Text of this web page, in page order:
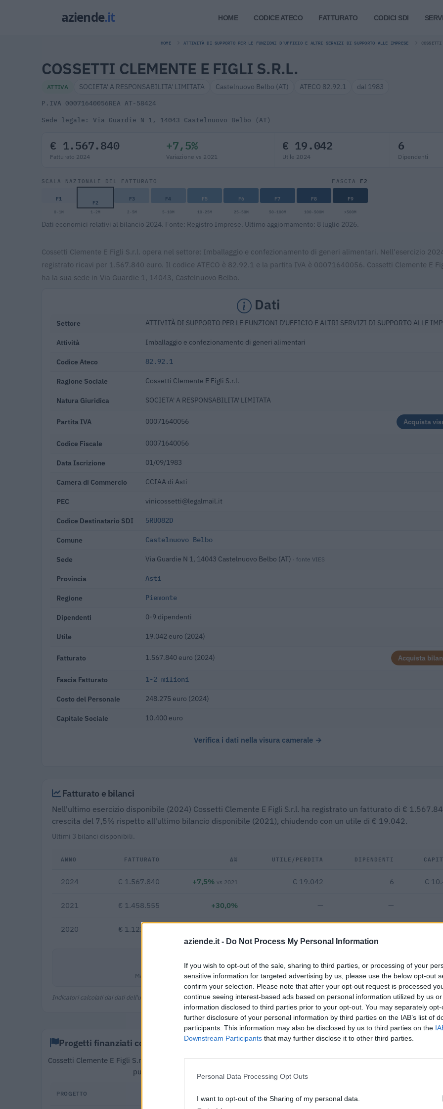
aziende.it - Do Not Process My Personal Information
If you wish to opt-out of the sale, sharing to third parties, or processing of your
sensitive information for targeted advertising by us, please use the below opt-out
confirm your selection. Please note that after your opt-out request is processed
continue seeing interest-based ads based on personal information utilized by us
information disclosed to third parties prior to your opt-out. You may separately
further disclosure of your personal information by third parties on the IAB’s list of
participants. This information may also be disclosed by us to third parties on the
Downstream Participants that may further disclose it to other third parties.
Personal Data Processing Opt Outs
I want to opt-out of the Sharing of my personal data.
HOME CODICE ATECO FATTURATO CODICI SDI
HOME ATTIVITÀ DI SUPPORTO PER LE FUNZIONI D'UFFICIO E ALTRI SERVIZI DI SUPPORTO ALLE IMPRESE
COSSETTI CLEMENTE E FIGLI S.R.L.
ATTIVA SOCIETA' A RESPONSABILITA' LIMITATA Castelnuovo Belbo (AT) ATECO 82.92.1 dal 1983
P.IVA 00071640056REA AT-58424
Sede legale: Via Guardie N 1, 14043 Castelnuovo Belbo (AT)
€ 1.567.840
Fatturato 2024
+7,5%
Variazione vs 2021
€ 19.042
Utile 2024
6
Dipendenti
SCALA NAZIONALE DEL FATTURATO FASCIA F2
F1 F2 F3 F4 F5 F6 F7 F8 F9
0-1M 1-2M 2-5M 5-10M 10-25M 25-50M 50-100M 100-500M >500M
Dati economici relativi al bilancio 2024. Fonte: Registro Imprese. Ultimo aggiornamento: 8 luglio 2026.
Cossetti Clemente E Figli S.r.l. opera nel settore: Imballaggio e confezionamento di generi alimentari. Nell'esercizio
registrato ricavi per 1.567.840 euro. Il codice ATECO è 82.92.1 e la partita IVA è 00071640056. Cossetti Clemente E
ha la sua sede in Via Guardie 1, 14043, Castelnuovo Belbo.
Dati
Settore ATTIVITÀ DI SUPPORTO PER LE FUNZIONI D'UFFICIO E ALTRI SERVIZI DI SUPPORTO ALLE
Attività Imballaggio e confezionamento di generi alimentari
Codice Ateco 82.92.1
Ragione Sociale Cossetti Clemente E Figli S.r.l.
Natura Giuridica SOCIETA' A RESPONSABILITA' LIMITATA
Partita IVA 00071640056 Acquista
Codice Fiscale 00071640056
Data Iscrizione 01/09/1983
Camera di Commercio CCIAA di Asti
PEC vinicossetti@legalmail.it
Codice Destinatario SDI 5RUO82D
Comune Castelnuovo Belbo
Sede Via Guardie N 1, 14043 Castelnuovo Belbo (AT) · fonte VIES
Provincia Asti
Regione Piemonte
Dipendenti 0-9 dipendenti
Utile 19.042 euro (2024)
Fatturato 1.567.840 euro (2024) Acquista
Fascia Fatturato 1-2 milioni
Costo del Personale 248.275 euro (2024)
Capitale Sociale 10.400 euro
Verifica i dati nella visura camerale →
Fatturato e bilanci
Nell'ultimo esercizio disponibile (2024) Cossetti Clemente E Figli S.r.l. ha registrato un fatturato di €
crescita del 7,5% rispetto all'ultimo bilancio disponibile (2021), chiudendo con un utile di € 19.042.
Ultimi 3 bilanci disponibili.
ANNO FATTURATO Δ% UTILE/PERDITA DIPENDENTI
2024 € 1.567.840 +7,5% vs 2021 € 19.042 6 €
2021 € 1.458.555 +30,0% — —
2020 € 1.122.076
Margine netto
€ 261.307
Fatturato per dipendente
Indicatori calcolati dai dati dell'ultimo bilancio disponibile.
Progetti finanziati con fondi europei
Cossetti Clemente E Figli S.r.l. risulta beneficiaria di 3 progetti finanziati con fondi europei / di coesione per un
pubblico di 7.356 euro (cicli di programmazione 2007-2013, 2014-2020).
PROGETTO